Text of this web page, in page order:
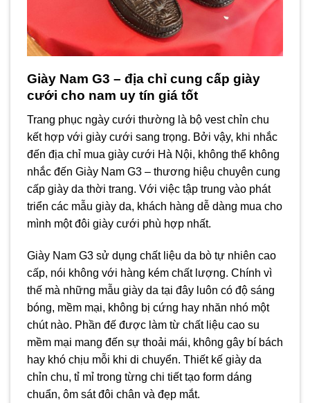
Giày Nam G3 – địa chỉ cung cấp giày
cưới cho nam uy tín giá tốt
Trang phục ngày cưới thường là bộ vest chỉn chu
kết hợp với giày cưới sang trọng. Bởi vậy, khi nhắc
đến địa chỉ mua giày cưới Hà Nội, không thể không
nhắc đến Giày Nam G3 – thương hiệu chuyên cung
cấp giày da thời trang. Với việc tập trung vào phát
triển các mẫu giày da, khách hàng dễ dàng mua cho
mình một đôi giày cưới phù hợp nhất.
Giày Nam G3 sử dụng chất liệu da bò tự nhiên cao
cấp, nói không với hàng kém chất lượng. Chính vì
thế mà những mẫu giày da tại đây luôn có độ sáng
bóng, mềm mại, không bị cứng hay nhăn nhó một
chút nào. Phần đế được làm từ chất liệu cao su
mềm mại mang đến sự thoải mái, không gây bí bách
hay khó chịu mỗi khi di chuyển. Thiết kế giày da
chỉn chu, tỉ mỉ trong từng chi tiết tạo form dáng
chuẩn, ôm sát đôi chân và đẹp mắt.